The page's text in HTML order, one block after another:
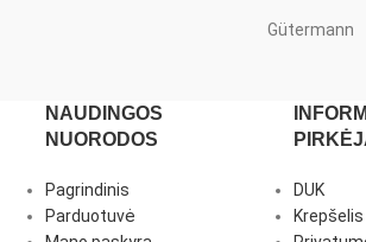
Gütermann
NAUDINGOS
NUORODOS
Pagrindinis
Parduotuvė
DUK
Krepšelis